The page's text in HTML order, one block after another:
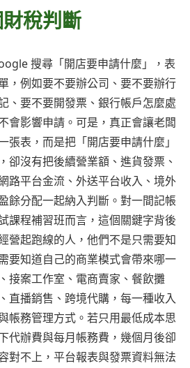
稅判斷
搜尋「開店要申請什麼」，表
，例如要不要辦公司、要不要辦行
、要不要開發票、銀行帳戶怎麼處
會影響申請。可是，真正會讓老闆
張表，而是把「開店要申請什麼」
卻沒有把後續營業額、進貨發票、
路平台金流、外送平台收入、境外
餘分配一起納入判斷。對一間記帳
課程補習班而言，這個關鍵字背後
營起跑線的人，他們不是只需要知
要知道自己的商業模式會帶來哪一
接案工作室、電商賣家、餐飲攤
直播銷售、跨境代購，每一種收入
帳務管理方式。若只用最低成本思
代辦費與每月帳務費，幾個月後卻
對不上，平台報表與發票資料無法